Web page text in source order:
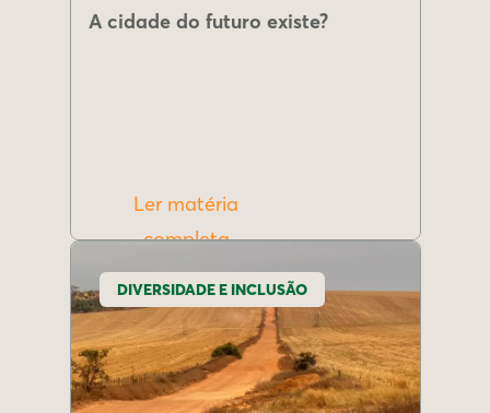
A cidade do futuro existe?
Ler matéria
completa
DIVERSIDADE E INCLUSÃO